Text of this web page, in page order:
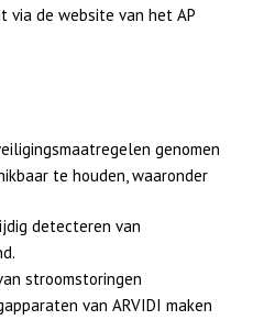
via de website van het AP
genomen
te houden, waaronder
detecteren van
stroomstoringen
van ARVIDI maken